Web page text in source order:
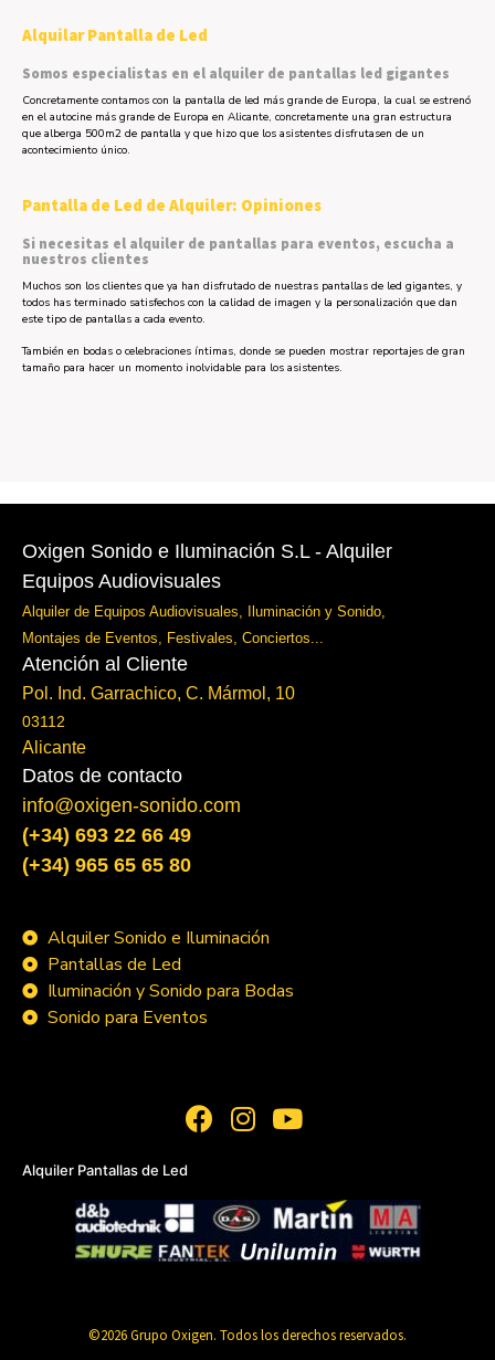
Alquilar Pantalla de Led
Somos especialistas en el alquiler de pantallas led gigantes
Concretamente contamos con la pantalla de led más grande de Europa, la cual se estrenó
en el autocine más grande de Europa en Alicante, concretamente una gran estructura
que alberga 500m2 de pantalla y que hizo que los asistentes disfrutasen de un
acontecimiento único.
Pantalla de Led de Alquiler: Opiniones
Si necesitas el alquiler de pantallas para eventos, escucha a
nuestros clientes
Muchos son los clientes que ya han disfrutado de nuestras pantallas de led gigantes, y
todos has terminado satisfechos con la calidad de imagen y la personalización que dan
este tipo de pantallas a cada evento.
También en bodas o celebraciones íntimas, donde se pueden mostrar reportajes de gran
tamaño para hacer un momento inolvidable para los asistentes.
Oxigen Sonido e Iluminación S.L - Alquiler
Equipos Audiovisuales
Alquiler de Equipos Audiovisuales, Iluminación y Sonido,
Montajes de Eventos, Festivales, Conciertos...
Atención al Cliente
Pol. Ind. Garrachico, C. Mármol, 10
03112
Alicante
Datos de contacto
info@oxigen-sonido.com
(+34) 693 22 66 49
(+34) 965 65 65 80
Alquiler Sonido e Iluminación
Pantallas de Led
Iluminación y Sonido para Bodas
Sonido para Eventos
Alquiler Pantallas de Led
©2026 Grupo Oxigen. Todos los derechos reservados.